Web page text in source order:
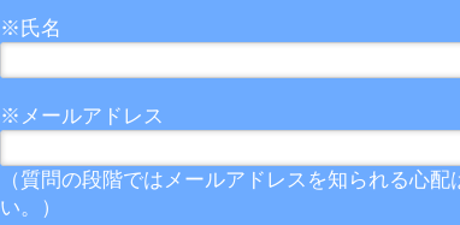
※氏名
※ メールアドレス
（質問の段階ではメールアドレスを知られる心
い。）